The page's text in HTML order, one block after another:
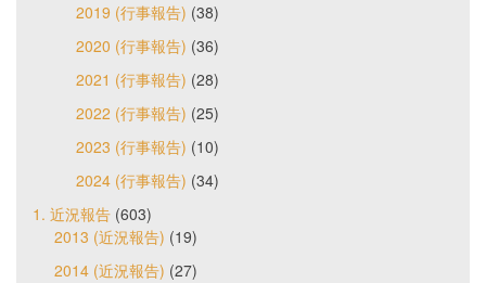
2019 (行事報告) (38)
2020 (行事報告) (36)
2021 (行事報告) (28)
2022 (行事報告) (25)
2023 (行事報告) (10)
2024 (行事報告) (34)
1. 近況報告 (603)
2013 (近況報告) (19)
2014 (近況報告) (27)